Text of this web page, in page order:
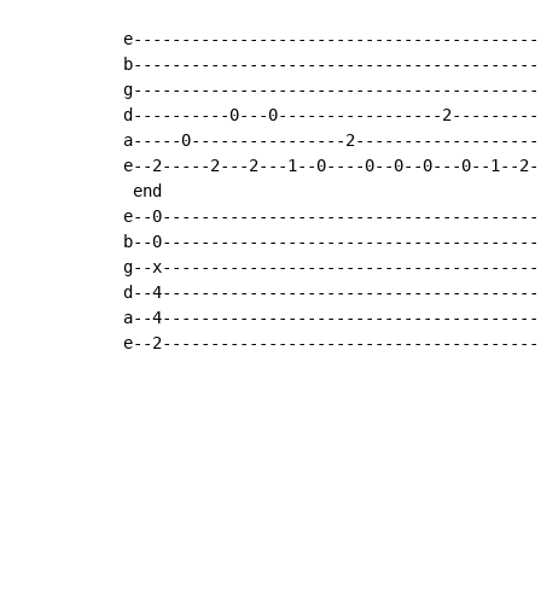
d----------0---0-----------------
a-----0----------------
e--2-----2---2---1--0----0--0--0---0--1--
end
e--
b--
g--
d--
a--
e--